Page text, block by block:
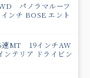
パノラマルーフ
ンチ BOSE エント
速MT 19インチAW
ンテリア ドライビン